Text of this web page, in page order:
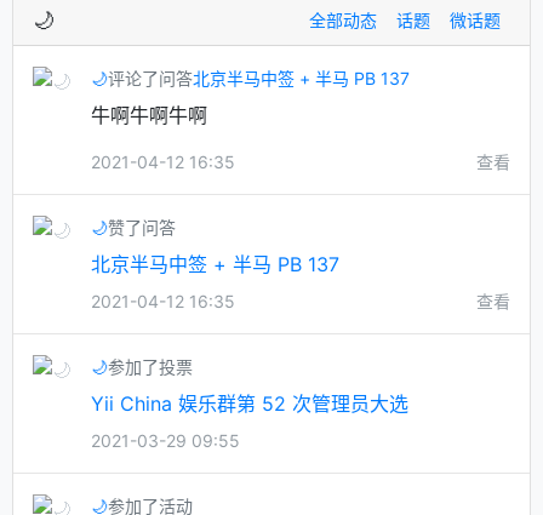
🌙 全部动态 话题 微话题
🌙评论了问答北京半马中签 + 半马 PB 137
牛啊牛啊牛啊
2021-04-12 16:35 查看
🌙赞了问答
北京半马中签 + 半马 PB 137
2021-04-12 16:35 查看
🌙参加了投票
Yii China 娱乐群第 52 次管理员大选
2021-03-29 09:55
🌙参加了活动